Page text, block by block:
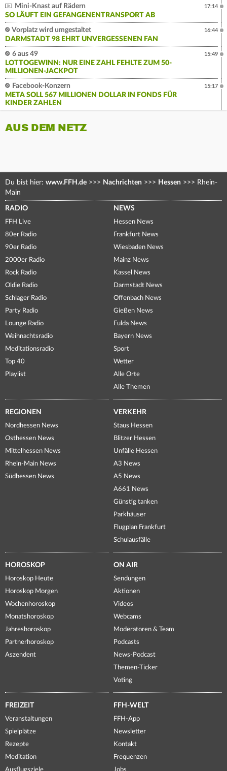
Mini-Knast auf Rädern
SO LÄUFT EIN GEFANGENENTRANSPORT AB
17:14
Vorplatz wird umgestaltet
DARMSTADT 98 EHRT UNVERGESSENEN FAN
16:44
6 aus 49
LOTTOGEWINN: NUR EINE ZAHL FEHLTE ZUM 50-
MILLIONEN-JACKPOT
15:49
Facebook-Konzern
META SOLL 567 MILLIONEN DOLLAR IN FONDS FÜR
KINDER ZAHLEN
15:17
AUS DEM NETZ
Du bist hier: www.FFH.de >>> Nachrichten >>> Hessen >>> Rhein-
Main
RADIO
FFH Live
80er Radio
90er Radio
2000er Radio
Rock Radio
Oldie Radio
Schlager Radio
Party Radio
Lounge Radio
Weihnachtsradio
Meditationsradio
Top 40
Playlist
NEWS
Hessen News
Frankfurt News
Wiesbaden News
Mainz News
Kassel News
Darmstadt News
Offenbach News
Gießen News
Fulda News
Bayern News
Sport
Wetter
Alle Orte
Alle Themen
REGIONEN
Nordhessen News
Osthessen News
Mittelhessen News
Rhein-Main News
Südhessen News
VERKEHR
Staus Hessen
Blitzer Hessen
Unfälle Hessen
A3 News
A5 News
A661 News
Günstig tanken
Parkhäuser
Flugplan Frankfurt
Schulausfälle
HOROSKOP
Horoskop Heute
Horoskop Morgen
Wochenhoroskop
Monatshoroskop
Jahreshoroskop
Partnerhoroskop
Aszendent
ON AIR
Sendungen
Aktionen
Videos
Webcams
Moderatoren & Team
Podcasts
News-Podcast
Themen-Ticker
Voting
FREIZEIT
Veranstaltungen
Spielplätze
Rezepte
Meditation
FFH-WELT
FFH-App
Newsletter
Kontakt
Frequenzen